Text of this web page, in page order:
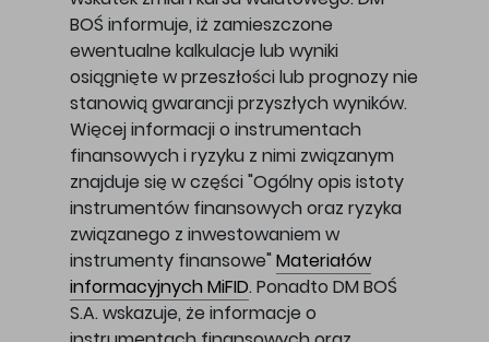
BOŚ informuje, iż zamieszczone
ewentualne kalkulacje lub wyniki
osiągnięte w przeszłości lub prognozy nie
stanowią gwarancji przyszłych wyników.
Więcej informacji o instrumentach
finansowych i ryzyku z nimi związanym
znajduje się w części "Ogólny opis istoty
instrumentów finansowych oraz ryzyka
związanego z inwestowaniem w
instrumenty finansowe" Materiałów
informacyjnych MiFID. Ponadto DM BOŚ
S.A. wskazuje, że informacje o